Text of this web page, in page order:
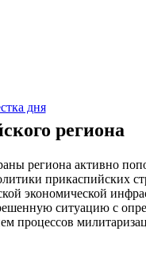
дня
региона
региона активно
прикаспийских
экономической
ситуацию с
процессов